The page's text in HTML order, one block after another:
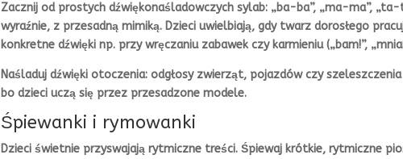
Zacznij od prostych dźwiękonaśladowczych sylab: „ba-ba”, „ma-ma”, „ta-
wyraźnie, z przesadną mimiką. Dzieci uwielbiają, gdy twarz dorosłego
konkretne dźwięki np. przy wręczaniu zabawek czy karmieniu („bam!”,
Naśladuj dźwięki otoczenia: odgłosy zwierząt, pojazdów czy
bo dzieci uczą się przez przesadzone modele.
Śpiewanki i rymowanki
Dzieci świetnie przyswajają rytmiczne treści. Śpiewaj krótkie, rytmiczne